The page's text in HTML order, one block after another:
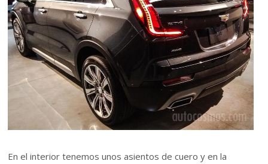
En el interior tenemos unos asientos de cuero y en la